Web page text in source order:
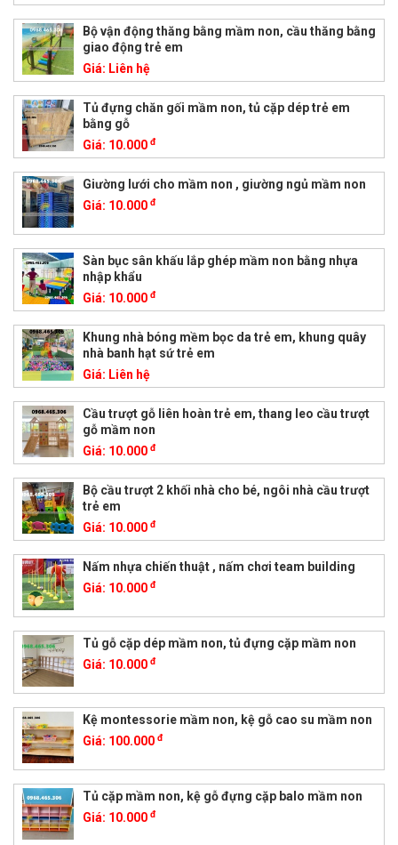
Bộ vận động thăng bằng mầm non, cầu thăng bằng
giao động trẻ em
Giá: Liên hệ
Tủ đựng chăn gối mầm non, tủ cặp dép trẻ em
bằng gỗ
Giá: 10.000 đ
Giường lưới cho mầm non , giường ngủ mầm non
Giá: 10.000 đ
Sàn bục sân khấu lắp ghép mầm non bằng nhựa
nhập khẩu
Giá: 10.000 đ
Khung nhà bóng mềm bọc da trẻ em, khung quây
nhà banh hạt sứ trẻ em
Giá: Liên hệ
Cầu trượt gỗ liên hoàn trẻ em, thang leo cầu trượt
gỗ mầm non
Giá: 10.000 đ
Bộ cầu trượt 2 khối nhà cho bé, ngôi nhà cầu trượt
trẻ em
Giá: 10.000 đ
Nấm nhựa chiến thuật , nấm chơi team building
Giá: 10.000 đ
Tủ gỗ cặp dép mầm non, tủ đựng cặp mầm non
Giá: 10.000 đ
Kệ montessorie mầm non, kệ gỗ cao su mầm non
Giá: 100.000 đ
Tủ cặp mầm non, kệ gỗ đựng cặp balo mầm non
Giá: 10.000 đ